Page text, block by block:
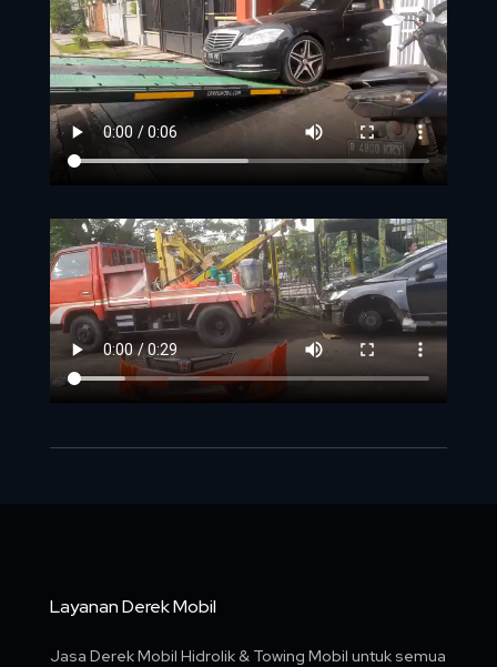
Layanan Derek Mobil
Jasa Derek Mobil Hidrolik & Towing Mobil untuk semua